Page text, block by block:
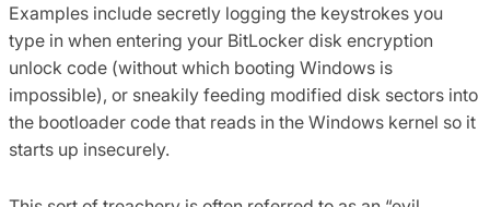
Examples include secretly logging the keystrokes you
type in when entering your BitLocker disk encryption
unlock code (without which booting Windows is
impossible), or sneakily feeding modified disk sectors into
the bootloader code that reads in the Windows kernel so it
starts up insecurely.